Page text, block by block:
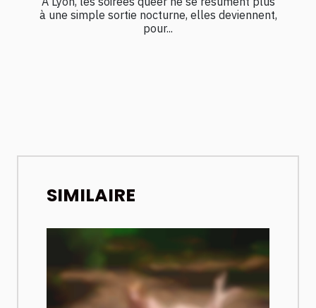
à une simple sortie nocturne, elles deviennent,
pour...
SIMILAIRE